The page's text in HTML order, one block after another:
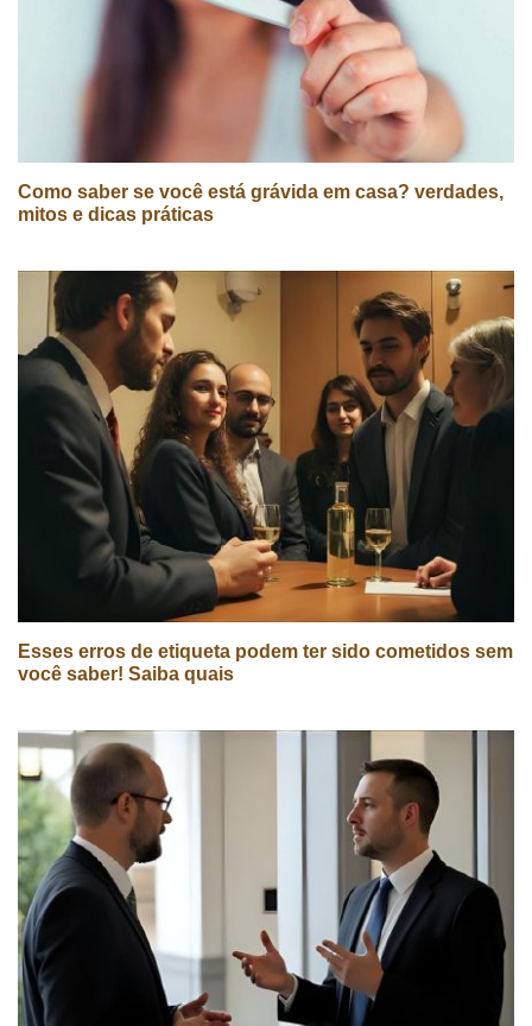
Como saber se você está grávida em casa? verdades,
mitos e dicas práticas
Esses erros de etiqueta podem ter sido cometidos sem
você saber! Saiba quais